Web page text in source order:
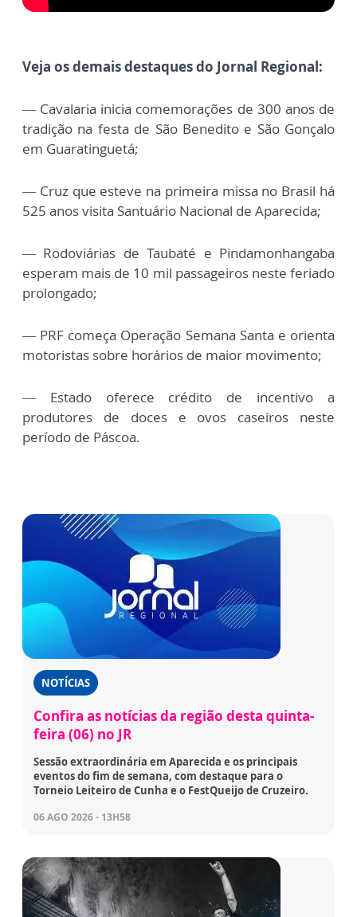
Veja os demais destaques do Jornal Regional:
— Cavalaria inicia comemorações de 300 anos de
tradição na festa de São Benedito e São Gonçalo
em Guaratinguetá;
— Cruz que esteve na primeira missa no Brasil há
525 anos visita Santuário Nacional de Aparecida;
— Rodoviárias de Taubaté e Pindamonhangaba
esperam mais de 10 mil passageiros neste feriado
prolongado;
— PRF começa Operação Semana Santa e orienta
motoristas sobre horários de maior movimento;
— Estado oferece crédito de incentivo a
produtores de doces e ovos caseiros neste
período de Páscoa.
NOTÍCIAS
Confira as notícias da região desta quinta-
feira (06) no JR
Sessão extraordinária em Aparecida e os principais
eventos do fim de semana, com destaque para o
Torneio Leiteiro de Cunha e o FestQueijo de Cruzeiro.
06 AGO 2026 - 13H58